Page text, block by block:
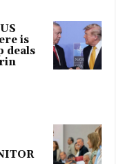
is
deals